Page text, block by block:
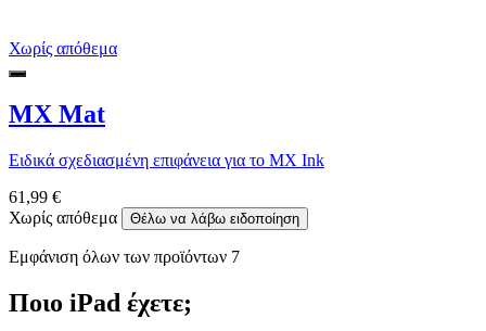
Χωρίς απόθεμα
MX Mat
Ειδικά σχεδιασμένη επιφάνεια για το MX Ink
61,99 €
Χωρίς απόθεμα
Θέλω να λάβω ειδοποίηση
Εμφάνιση όλων των προϊόντων 7
Ποιο iPad έχετε;